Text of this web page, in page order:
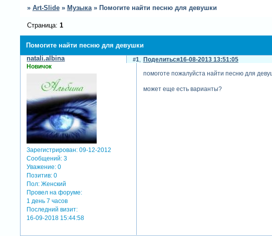
» Art-Slide » Музыка » Помогите найти песню для девушки
Помогите найти песню для девушки
Страница: 1
Поделиться
1 16-08-2013 13:51:05
natali.albina
Новичок
Зарегистрирован: 09-12-2012
Сообщений: 3
Уважение: 0
Позитив: 0
Пол: Женский
Провел на форуме:
1 день 7 часов
Последний визит:
16-09-2018 15:44:58
помоготе пожалуйста найти песню для
может еще есть варианты?